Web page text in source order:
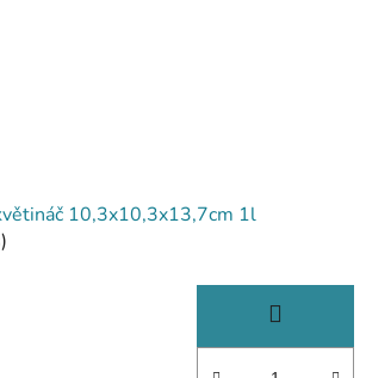
10,3x10,3x13,7cm 1l